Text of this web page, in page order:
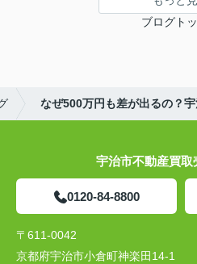
ブログト
なぜ500万円も差が出るの？
宇治市不動産買取
0120-84-8800
〒611-0042
京都府宇治市小倉町神楽田14-1